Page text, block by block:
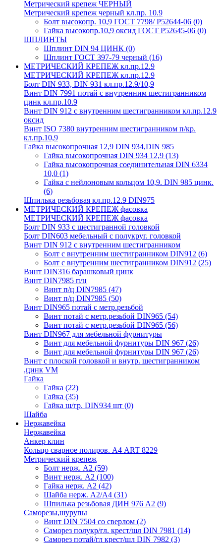
Метрический крепеж ЧЕРНЫЙ
Метрический крепеж черный кл.пр. 10.9
Болт высокопр. 10,9 ГОСТ 7798/ Р52644-06 (0)
Гайка высокопр.10,9 оксид ГОСТ Р52645-06 (0)
ШПЛИНТЫ
Шплинт DIN 94 ЦИНК (0)
Шплинт ГОСТ 397-79 черный (16)
МЕТРИЧЕСКИЙ КРЕПЕЖ кл.пр.12.9
МЕТРИЧЕСКИЙ КРЕПЕЖ кл.пр.12.9
Болт DIN 933, DIN 931 кл.пр.12.9/10,9
Винт DIN 7991 потай с внутренним шестигранником
цинк кл.пр.10.9
Винт DIN 912 с внутренним шестигранником кл.пр.12.9
оксид
Винт ISO 7380 внутренним шестигранником п/кр.
кл.пр.10,9
Гайка высокопрочная 12,9 DIN 934,DIN 985
Гайка высокопрочная DIN 934 12,9 (13)
Гайка высокопрочная соединительная DIN 6334
10,0 (1)
Гайка с нейлоновым кольцом 10,9. DIN 985 цинк.
(6)
Шпилька резьбовая кл.пр.12.9 DIN975
МЕТРИЧЕСКИЙ КРЕПЕЖ фасовка
МЕТРИЧЕСКИЙ КРЕПЕЖ фасовка
Болт DIN 933 с шестигранной головкой
Болт DIN603 мебельный с полукруг. головкой
Винт DIN 912 с внутренним шестигранником
Болт с внутренним шестигранником DIN912 (6)
Болт с внутренним шестигранником DIN912 (25)
Винт DIN316 барашковый цинк
Винт DIN7985 п/ц
Винт п/ц DIN7985 (47)
Винт п/ц DIN7985 (50)
Винт DIN965 потай с метр.резьбой
Винт потай с метр.резьбой DIN965 (54)
Винт потай с метр.резьбой DIN965 (56)
Винт DIN967 для мебельной фурнитуры
Винт для мебельной фурнитуры DIN 967 (26)
Винт для мебельной фурнитуры DIN 967 (26)
Винт с плоской головкой и внутр. шестигранником
,цинк VM
Гайка
Гайка (22)
Гайка (35)
Гайка ш/гр. DIN934 шт (0)
Шайба
Нержавейка
Нержавейка
Анкер клин
Кольцо сварное полиров. А4 ART 8229
Метрический крепеж
Болт нерж. А2 (59)
Винт нерж. А2 (100)
Гайка нерж. А2 (42)
Шайба нерж. А2/А4 (31)
Шпилька резьбовая ДИН 976 А2 (9)
Саморезы,шурупы
Винт DIN 7504 со сверлом (2)
Саморез полукр/гл. крест/шл DIN 7981 (14)
Саморез потай/гл крест/шл DIN 7982 (3)